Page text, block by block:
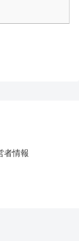
者情報